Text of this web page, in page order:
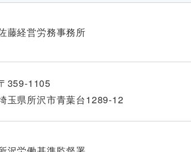
藤経営労務事務所
359-1105
玉県所沢市青葉台1289-12